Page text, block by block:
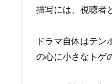
描写には、視聴者
ドラマ自体はテ
の心に小さなトゲ